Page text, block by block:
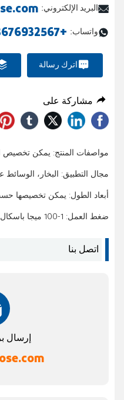
البريد الإلكتروني:
واتساب: +8613676932567
اترك رسالة
مشاركة على
مواصفات المنتج: يمكن تخصيص
مجال التطبيق: البخار، الوسائط
أبعاد الطول: يمكن تخصيصها
ضغط العمل: 1-100 ميجا باسكال
اتصل بنا
إرسال